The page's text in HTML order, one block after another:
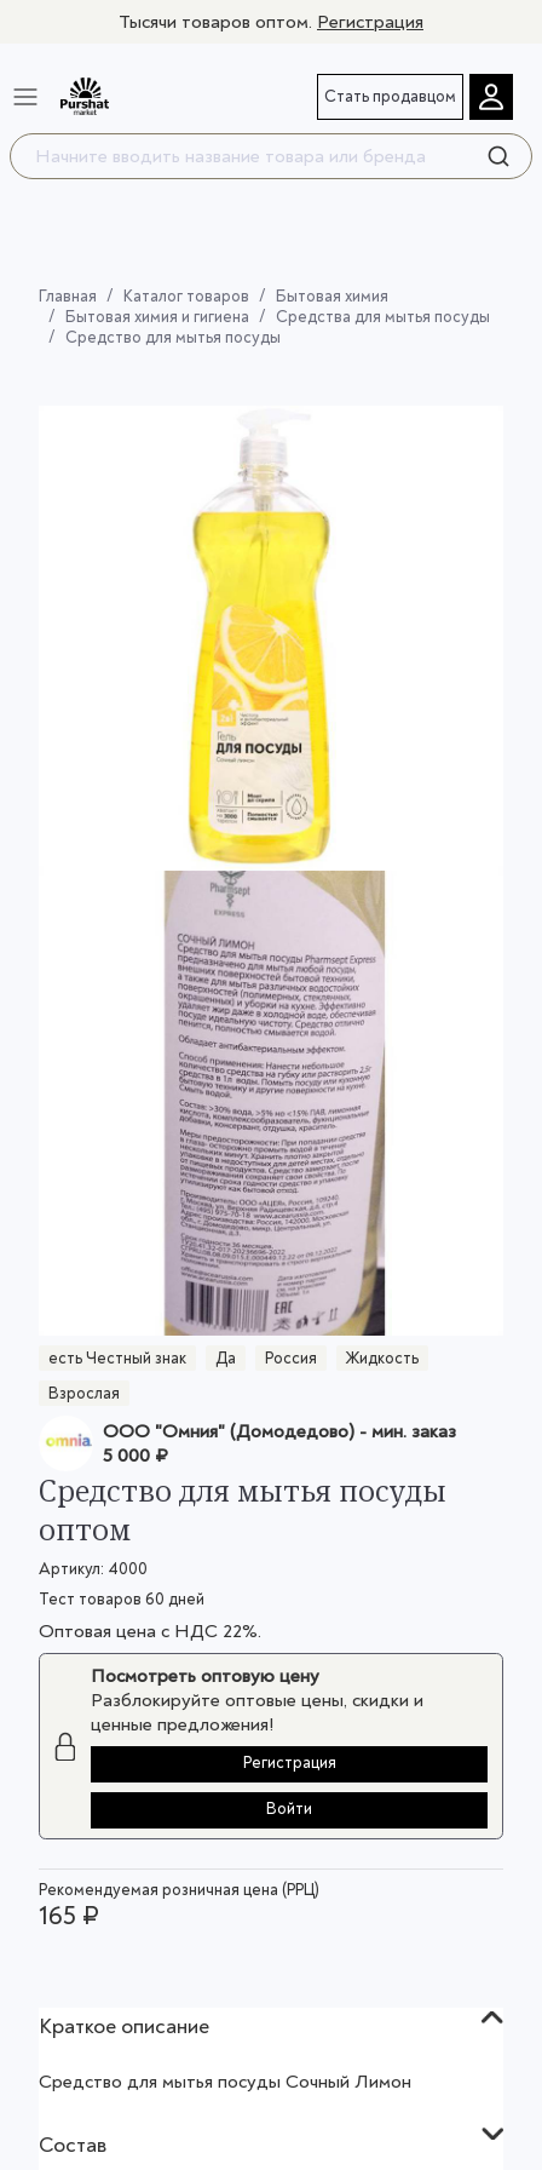
Тысячи товаров оптом. Регистрация
Стать продавцом
Главная Каталог товаров
Бытовая химия
Бытовая химия и гигиена
Средства для мытья посуды
Средство для мытья посуды
есть Честный знак Да Россия
Жидкость
Взрослая
ООО "Омния" (Домодедово) - мин. заказ
5 000 ₽
Средство для мытья посуды
оптом
Артикул: 4000
Тест товаров 60 дней
Оптовая цена с НДС 22%.
Посмотреть оптовую цену
Разблокируйте оптовые цены, скидки и
ценные предложения!
Регистрация
Войти
Рекомендуемая розничная цена (РРЦ)
165 ₽
Краткое описание
Средство для мытья посуды Сочный Лимон
Состав